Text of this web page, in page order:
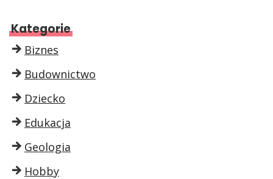
Kategorie
Biznes
Budownictwo
Dziecko
Edukacja
Geologia
Hobby